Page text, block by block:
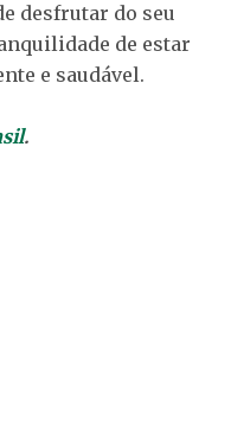
desfrutar do seu
de estar
e saudável.
.